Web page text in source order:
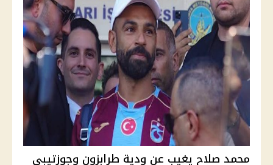
محمد صلاح يغيب عن ودية طرابزون وجوزتيبي